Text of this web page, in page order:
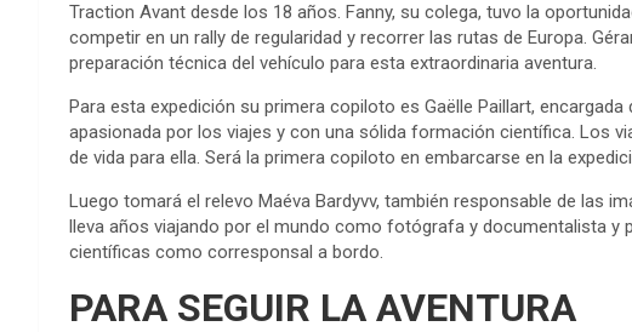
Traction Avant desde los 18 años. Fanny, su colega, tuvo la
competir en un rally de regularidad y recorrer las rutas de Europa.
preparación técnica del vehículo para esta extraordinaria aventura.
Para esta expedición su primera copiloto es Gaëlle Paillart,
apasionada por los viajes y con una sólida formación científica. Los
de vida para ella. Será la primera copiloto en embarcarse en la
Luego tomará el relevo Maéva Bardyvv, también responsable de las
lleva años viajando por el mundo como fotógrafa y documentalista y
científicas como corresponsal a bordo.
PARA SEGUIR LA AVENTURA